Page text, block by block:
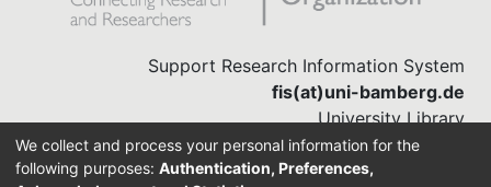
Support Research Information System
fis(at)uni-bamberg.de
University Library
(0951) 863-1568
We collect and process your personal information for the
following purposes: Authentication, Preferences,